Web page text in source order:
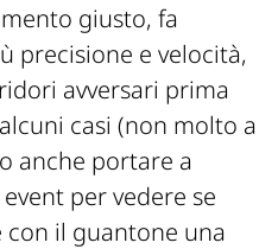
giusto, fa
precisione e velocità,
avversari prima
casi (non molto a
anche portare a
per vedere se
il guantone una